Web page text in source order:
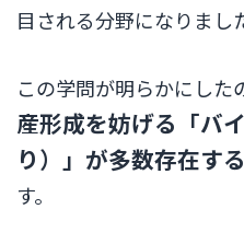
目される分野になりまし
この学問が明らかにした
産形成を妨げる「バ
り）」が多数存在する
す。